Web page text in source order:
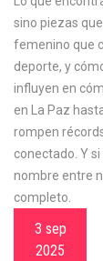
sino piezas
femenino que
deporte, y
influyen en
en La Paz
rompen
conectado. Y
nombre entre
completo.
3 sep
2025